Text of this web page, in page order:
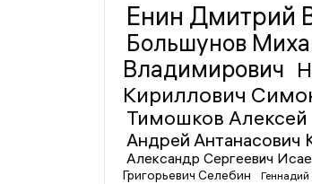
Енин Дмитрий
Большунов
Владимирович
Кириллович
Тимошков Алексей
Андрей Антанасович
Александр Сергеевич
Григорьевич Селебин